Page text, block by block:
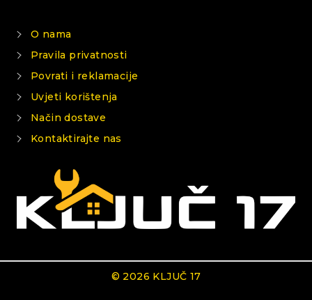
O nama
Pravila privatnosti
Povrati i reklamacije
Uvjeti korištenja
Način dostave
Kontaktirajte nas
© 2026 KLJUČ 17